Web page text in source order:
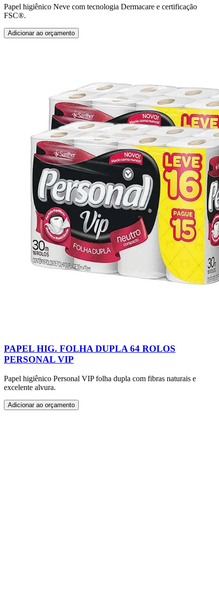
Papel higiênico Neve com tecnologia Dermacare e certificação
FSC®.
Adicionar ao orçamento
PAPEL HIG. FOLHA DUPLA 64 ROLOS
PERSONAL VIP
Papel higiênico Personal VIP folha dupla com fibras naturais e
excelente alvura.
Adicionar ao orçamento